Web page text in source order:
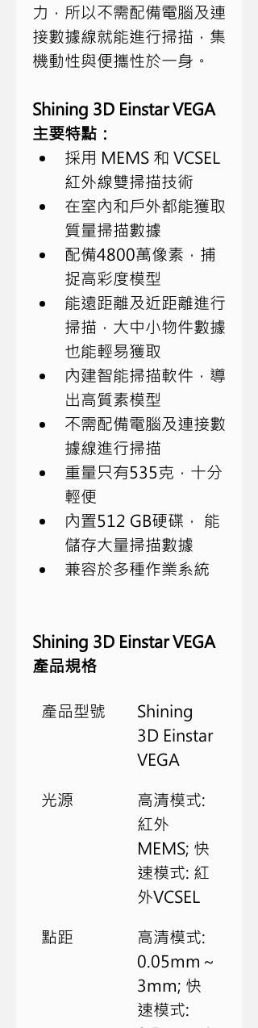
力，所以不需配備電腦及連
接數據線就能進行掃描，集
機動性與便攜性於一身。
Shining 3D Einstar VEGA
主要特點：
採用 MEMS 和 VCSEL
紅外線雙掃描技術
在室內和戶外都能獲取
質量掃描數據
配備4800萬像素，捕
捉高彩度模型
能遠距離及近距離進行
掃描，大中小物件數據
也能輕易獲取
內建智能掃描軟件，導
出高質素模型
不需配備電腦及連接數
據線進行掃描
重量只有535克，十分
輕便
內置512 GB硬碟， 能
儲存大量掃描數據
兼容於多種作業系統
Shining 3D Einstar VEGA
產品規格
產品型號
Shining
3D Einstar
VEGA
光源
高清模式:
紅外
MEMS; 快
速模式: 紅
外VCSEL
點距
高清模式:
0.05mm～
3mm; 快
速模式: